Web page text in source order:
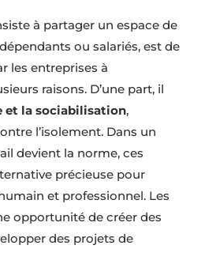
à partager un espace de
ou salariés, est de
les entreprises à
raisons. D’une part, il
et la sociabilisation,
l’isolement. Dans un
devient la norme, ces
précieuse pour
et professionnel. Les
opportunité de créer des
des projets de